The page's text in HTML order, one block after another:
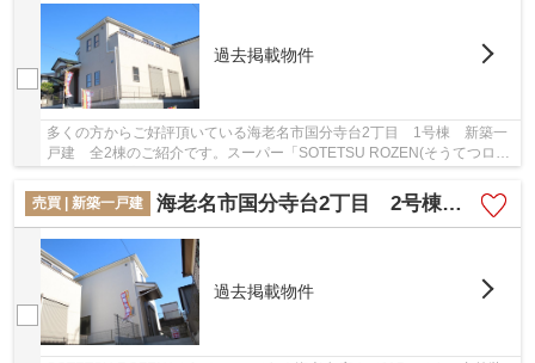
過去掲載物件
多くの方からご好評頂いている海老名市国分寺台2丁目 1号棟 新築一
戸建 全2棟のご紹介です。スーパー「SOTETSU ROZEN(そうてつロー
ゼン) 海老名店」が近く(115m)にあるので買い物も...
売買 | 新築一戸建
海老名市国分寺台2丁目 2号棟 新築一戸建 全2棟【仲介手数料無料】
過去掲載物件